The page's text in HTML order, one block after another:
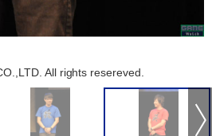
All rights resereved.